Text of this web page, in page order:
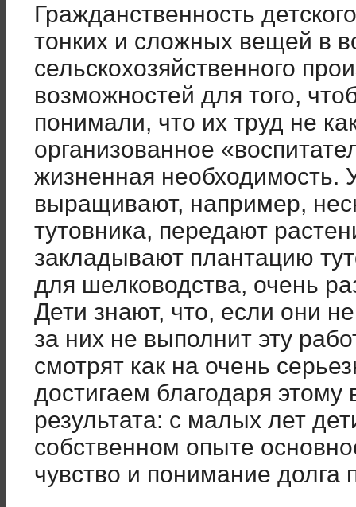
Гражданственность
тонких и сложных вещей в
сельскохозяйственного
возможностей для того,
понимали, что их труд не
организованное
жизненная необходимость.
выращивают, например,
тутовника, передают
закладывают плантацию
для шелководства, очень
Дети знают, что, если они
за них не выполнит эту
смотрят как на очень
достигаем благодаря этому
результата: с малых лет
собственном опыте
чувство и понимание